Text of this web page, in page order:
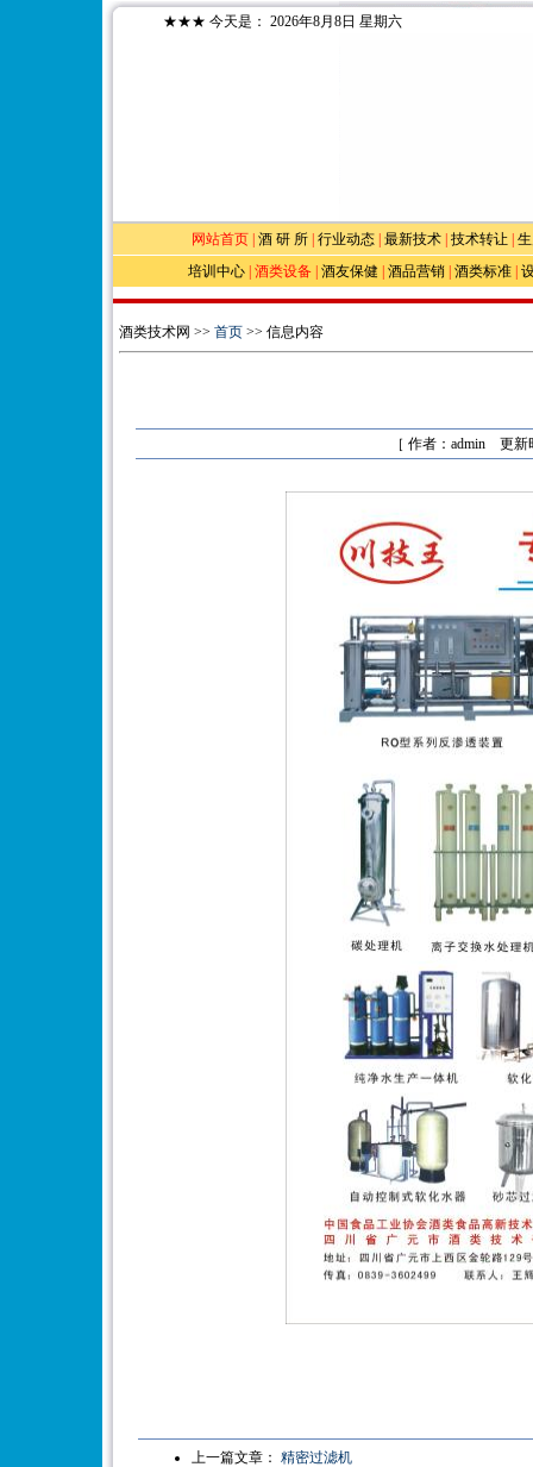
★★★ 今天是： 2026年8月8日 星期六
网站首页 酒 研 所 行业动态 最新技术 技术转让
培训中心 酒类设备 酒友保健 酒品营销 酒类标准
酒类技术网 >> 首页 >> 信息内容
［ 作者：admin 更
上一篇文章： 精密过滤机